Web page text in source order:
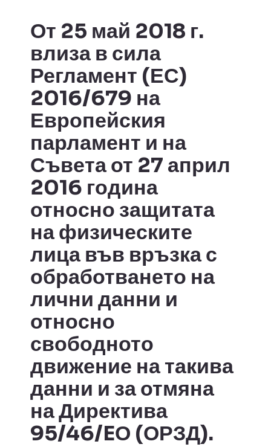
От 25 май 2018 г.
влиза в сила
Регламент (ЕС)
2016/679 на
Европейския
парламент и на
Съвета от 27 април
2016 година
относно защитата
на физическите
лица във връзка с
обработването на
лични данни и
относно
свободното
движение на такива
данни и за отмяна
на Директива
95/46/EО (ОРЗД).